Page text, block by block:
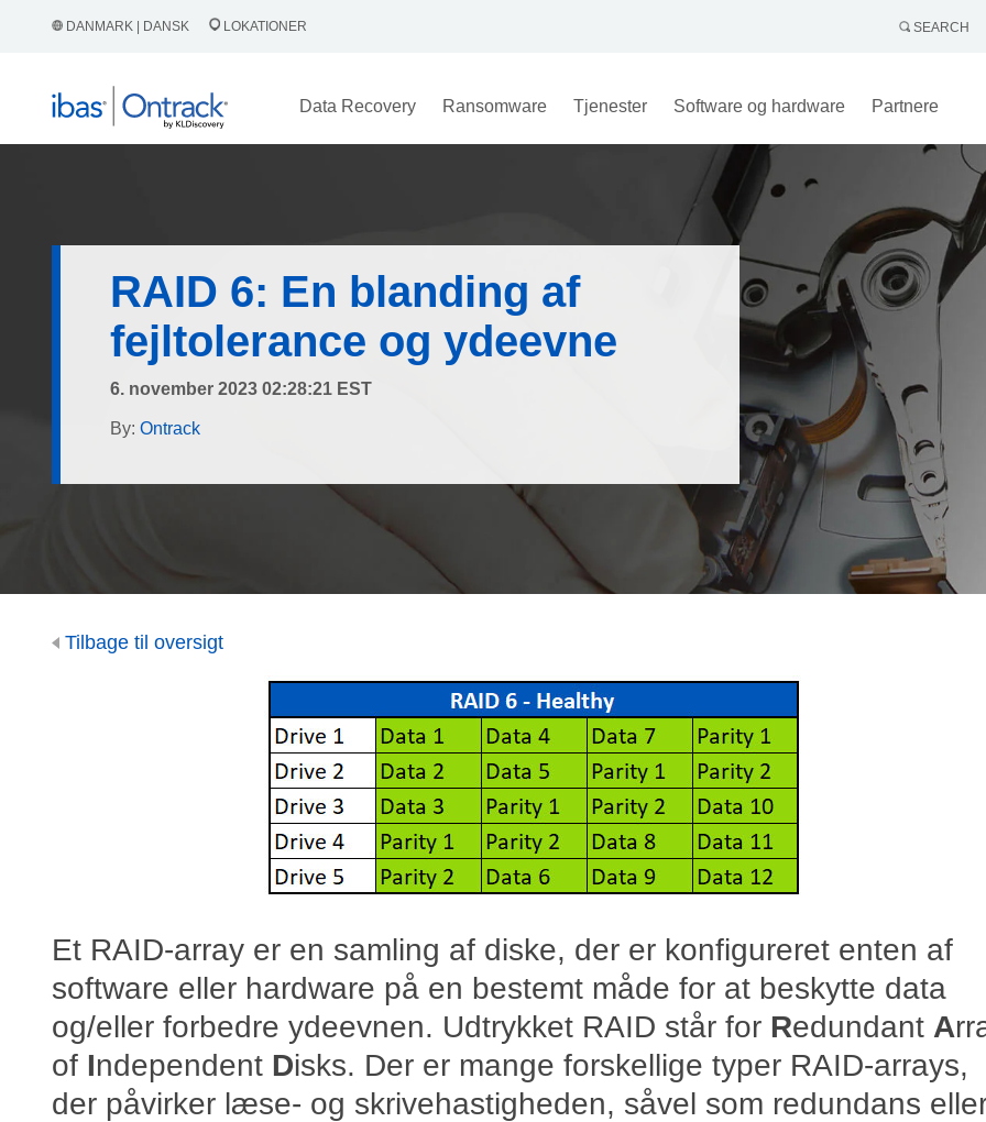
DANMARK | DANSK LOKATIONER SEARCH
Data Recovery Ransomware Tjenester Software og hardware Partnere
RAID 6: En blanding af
fejltolerance og ydeevne
6. november 2023 02:28:21 EST
By: Ontrack
Tilbage til oversigt
Et RAID-array er en samling af diske, der er konfigureret enten af ​​
software eller hardware på en bestemt måde for at beskytte data
og/eller forbedre ydeevnen. Udtrykket RAID står for Redundant A
of Independent Disks. Der er mange forskellige typer RAID-arrays,
der påvirker læse- og skrivehastigheden, såvel som redundans